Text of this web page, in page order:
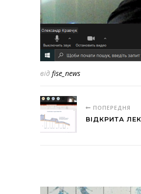
від fise_news
ПОПЕРЕДНЯ
ВІДКРИТА